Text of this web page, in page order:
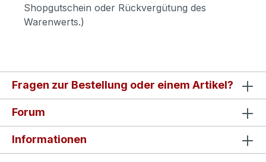
Shopgutschein oder Rückvergütung des
Warenwerts.)
Fragen zur Bestellung oder einem Artikel?
Forum
Informationen